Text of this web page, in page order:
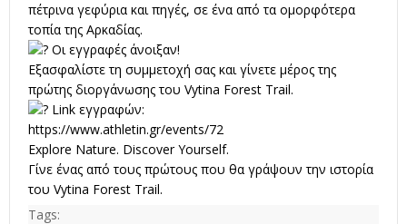
πέτρινα γεφύρια και πηγές, σε ένα από τα ομορφότερα
τοπία της Αρκαδίας.
Οι εγγραφές άνοιξαν!
Εξασφαλίστε τη συμμετοχή σας και γίνετε μέρος της
πρώτης διοργάνωσης του Vytina Forest Trail.
Link εγγραφών:
https://www.athletin.gr/events/72
Explore Nature. Discover Yourself.
Γίνε ένας από τους πρώτους που θα γράψουν την ιστορία
του Vytina Forest Trail.
Tags: